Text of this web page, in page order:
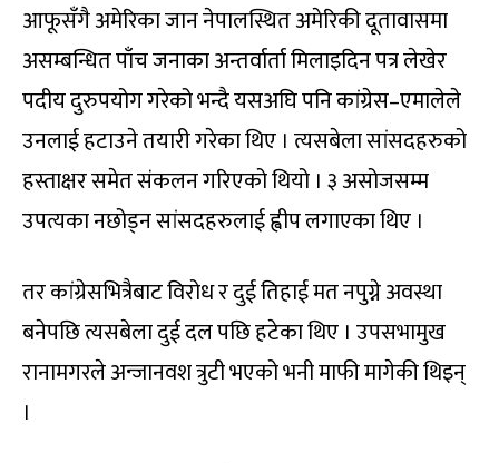
आफूसँगै अमेरिका जान नेपालस्थित अमेरिकी दूतावासमा
असम्बन्धित पाँच जनाका अन्तर्वार्ता मिलाइदिन पत्र लेखेर
पदीय दुरुपयोग गरेको भन्दै यसअघि पनि कांग्रेस–एमालेले
उनलाई हटाउने तयारी गरेका थिए । त्यसबेला सांसदहरुको
हस्ताक्षर समेत संकलन गरिएको थियो । ३ असोजसम्म
उपत्यका नछोड्न सांसदहरुलाई ह्वीप लगाएका थिए ।
तर कांग्रेसभित्रैबाट विरोध र दुई तिहाई मत नपुग्ने अवस्था
बनेपछि त्यसबेला दुई दल पछि हटेका थिए । उपसभामुख
रानामगरले अन्जानवश त्रुटी भएको भनी माफी मागेकी थिइन्
।